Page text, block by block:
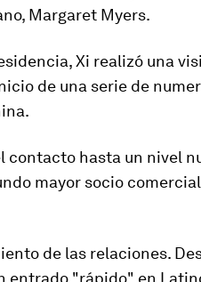
Margaret Myers.
Xi realizó una
de una serie de
contacto hasta un nivel
mayor socio
de las relaciones.
entrado "rápido" en